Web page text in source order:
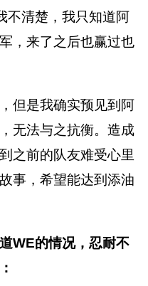
不清楚，我只知道阿
，来了之后也赢过也
但是我确实预见到阿
无法与之抗衡。造成
之前的队友难受心里
事，希望能达到添油
WE的情况，忍耐不